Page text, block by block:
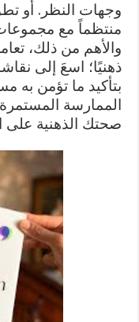
وجهات النظر. أو
منتظماً مع
والأهم من ذلك،
ذهنيًا؛ اسعَ إلى
بتأكيد ما تؤمن به
الممارسة
صحتك الذهنية على